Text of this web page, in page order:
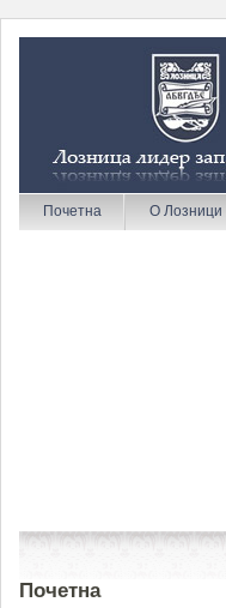
Почетна О Лозници
Почетна